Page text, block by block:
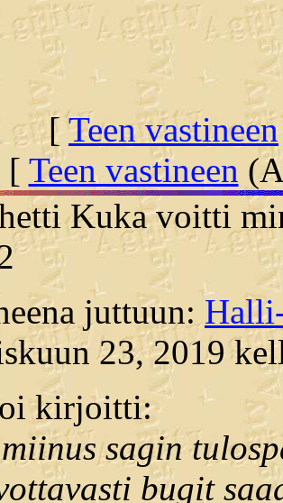
[Teen vastineen
[ Teen vastineen
Kuka voitti
juttuun:
23, 2019
kirjoitti:
sagin
bugit